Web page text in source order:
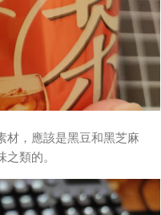
材，應該是黑豆和黑芝麻
類的。